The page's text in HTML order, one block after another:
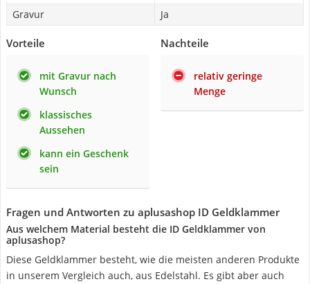
Gravur
Ja
Vorteile
mit Gravur nach
Wunsch
klassisches
Aussehen
kann ein Geschenk
sein
Nachteile
relativ geringe
Menge
Fragen und Antworten zu aplusashop ID Geldklammer
Aus welchem Material besteht die ID Geldklammer von
aplusashop?
Diese Geldklammer besteht, wie die meisten anderen Produkte
in unserem Vergleich auch, aus Edelstahl. Es gibt aber auch